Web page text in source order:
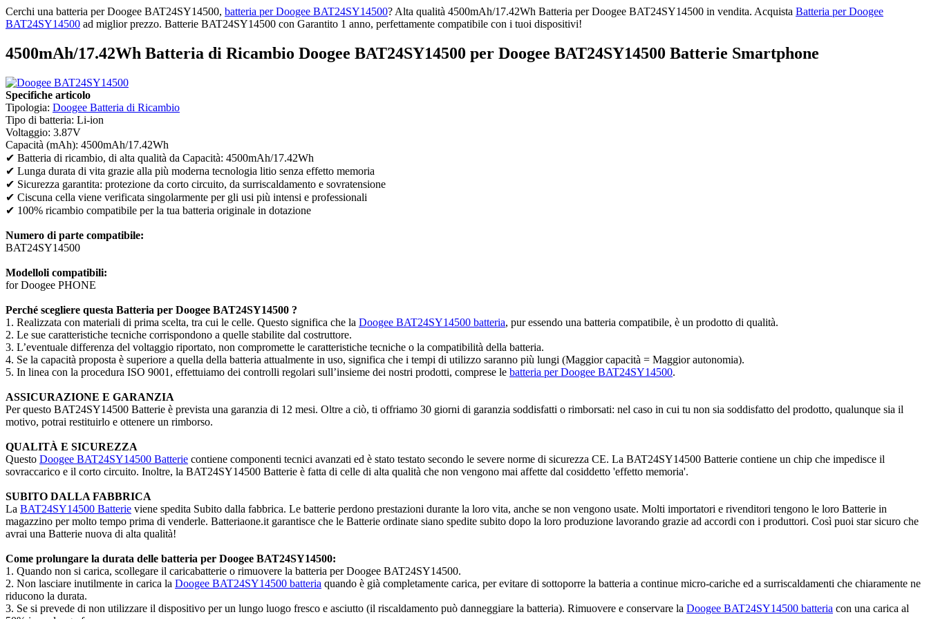
Cerchi una batteria per Doogee BAT24SY14500, batteria per Doogee BAT24SY14500? Alta qualità 4500mAh/17.42Wh Batteria per Doogee BAT24SY14500 in vendita. Acquista Batteria per Doogee
BAT24SY14500 ad miglior prezzo. Batterie BAT24SY14500 con Garantito 1 anno, perfettamente compatibile con i tuoi dispositivi!
4500mAh/17.42Wh Batteria di Ricambio Doogee BAT24SY14500 per Doogee BAT24SY14500 Batterie Smartphone
Specifiche articolo
Tipologia: Doogee Batteria di Ricambio
Tipo di batteria: Li-ion
Voltaggio: 3.87V
Capacità (mAh): 4500mAh/17.42Wh
✔ Batteria di ricambio, di alta qualità da Capacità: 4500mAh/17.42Wh
✔ Lunga durata di vita grazie alla più moderna tecnologia litio senza effetto memoria
✔ Sicurezza garantita: protezione da corto circuito, da surriscaldamento e sovratensione
✔ Ciscuna cella viene verificata singolarmente per gli usi più intensi e professionali
✔ 100% ricambio compatibile per la tua batteria originale in dotazione
Numero di parte compatibile:
BAT24SY14500
Modelloli compatibili:
for Doogee PHONE
Perché scegliere questa Batteria per Doogee BAT24SY14500 ?
1. Realizzata con materiali di prima scelta, tra cui le celle. Questo significa che la Doogee BAT24SY14500 batteria, pur essendo una batteria compatibile, è un prodotto di qualità.
2. Le sue caratteristiche tecniche corrispondono a quelle stabilite dal costruttore.
3. L’eventuale differenza del voltaggio riportato, non compromette le caratteristiche tecniche o la compatibilità della batteria.
4. Se la capacità proposta è superiore a quella della batteria attualmente in uso, significa che i tempi di utilizzo saranno più lungi (Maggior capacità = Maggior autonomia).
5. In linea con la procedura ISO 9001, effettuiamo dei controlli regolari sull’insieme dei nostri prodotti, comprese le batteria per Doogee BAT24SY14500.
ASSICURAZIONE E GARANZIA
Per questo BAT24SY14500 Batterie è prevista una garanzia di 12 mesi. Oltre a ciò, ti offriamo 30 giorni di garanzia soddisfatti o rimborsati: nel caso in cui tu non sia soddisfatto del prodotto, qualunque sia il
motivo, potrai restituirlo e ottenere un rimborso.
QUALITÀ E SICUREZZA
Questo Doogee BAT24SY14500 Batterie contiene componenti tecnici avanzati ed è stato testato secondo le severe norme di sicurezza CE. La BAT24SY14500 Batterie contiene un chip che impedisce il
sovraccarico e il corto circuito. Inoltre, la BAT24SY14500 Batterie è fatta di celle di alta qualità che non vengono mai affette dal cosiddetto 'effetto memoria'.
SUBITO DALLA FABBRICA
La BAT24SY14500 Batterie viene spedita Subito dalla fabbrica. Le batterie perdono prestazioni durante la loro vita, anche se non vengono usate. Molti importatori e rivenditori tengono le loro Batterie in
magazzino per molto tempo prima di venderle. Batteriaone.it garantisce che le Batterie ordinate siano spedite subito dopo la loro produzione lavorando grazie ad accordi con i produttori. Così puoi star sicuro che
avrai una Batterie nuova di alta qualità!
Come prolungare la durata delle batteria per Doogee BAT24SY14500:
1. Quando non si carica, scollegare il caricabatterie o rimuovere la batteria per Doogee BAT24SY14500.
2. Non lasciare inutilmente in carica la Doogee BAT24SY14500 batteria quando è già completamente carica, per evitare di sottoporre la batteria a continue micro-cariche ed a surriscaldamenti che chiaramente ne
riducono la durata.
3. Se si prevede di non utilizzare il dispositivo per un lungo luogo fresco e asciutto (il riscaldamento può danneggiare la batteria). Rimuovere e conservare la Doogee BAT24SY14500 batteria con una carica al